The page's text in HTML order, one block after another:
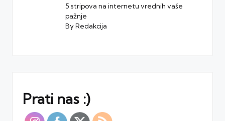
5 stripova na internetu vrednih vaše
pažnje
By Redakcija
Prati nas :)